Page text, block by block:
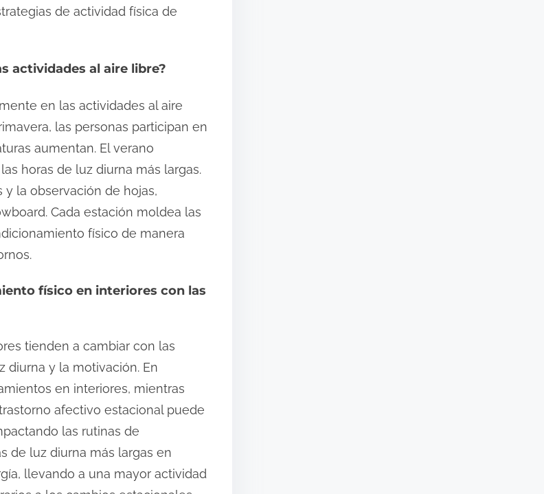
de actividad física de
actividades al aire libre?
en las actividades al aire
las personas participan en
aumentan. El verano
horas de luz diurna más largas.
la observación de hojas,
Cada estación moldea las
físico de manera
físico en interiores con las
tienden a cambiar con las
diurna y la motivación. En
en interiores, mientras
afectivo estacional puede
las rutinas de
de luz diurna más largas en
llevando a una mayor actividad